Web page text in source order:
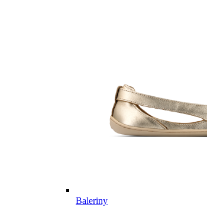
Baleriny